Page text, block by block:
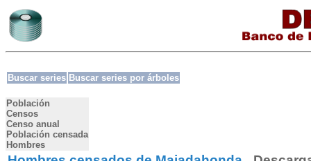
Buscar series Buscar series por árboles
Población
Censos
Censo anual
Población censada
Hombres